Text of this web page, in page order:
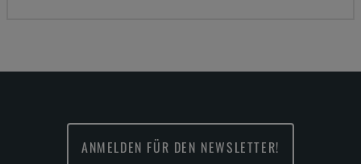
ANMELDEN FÜR DEN NEWSLETTER!